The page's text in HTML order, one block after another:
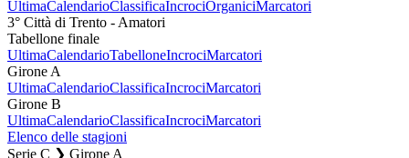
UltimaCalendarioClassificaIncrociOrganiciMarcatori
3° Città di Trento - Amatori
Tabellone finale
UltimaCalendarioTabelloneIncrociMarcatori
Girone A
UltimaCalendarioClassificaIncrociMarcatori
Girone B
UltimaCalendarioClassificaIncrociMarcatori
Elenco delle stagioni
Serie C ❯ Girone A